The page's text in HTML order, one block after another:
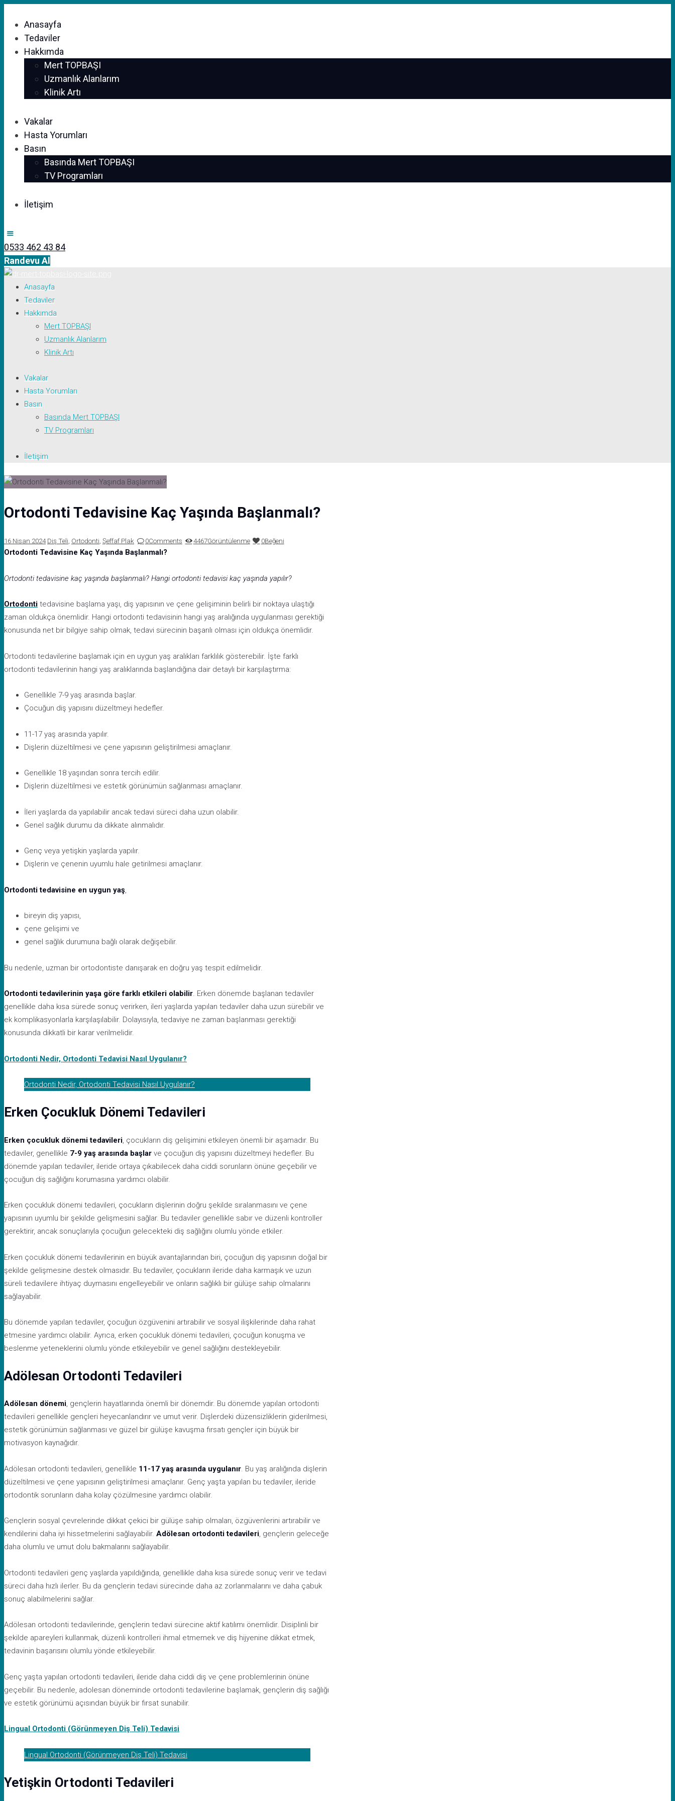
Anasayfa
Tedaviler
Hakkımda
Mert TOPBAŞI
Uzmanlık Alanlarım
Klinik Artı
Vakalar
Hasta Yorumları
Basın
Basında Mert TOPBAŞI
TV Programları
İletişim
0533 462 43 84
Randevu Al
Anasayfa
Tedaviler
Hakkımda
Mert TOPBAŞI
Uzmanlık Alanlarım
Klinik Artı
Vakalar
Hasta Yorumları
Basın
Basında Mert TOPBAŞI
TV Programları
İletişim
Ortodonti Tedavisine Kaç Yaşında Başlanmalı?
16 Nisan 2024 Diş Teli Ortodonti Şeffaf Plak 0Comments 4467Görüntülenme 0Beğeni
Ortodonti Tedavisine Kaç Yaşında Başlanmalı?
Ortodonti tedavisine kaç yaşında başlanmalı? Hangi ortodonti tedavisi kaç yaşında yapılır?
Ortodonti tedavisine başlama yaşı, diş yapısının ve çene gelişiminin belirli bir noktaya ulaştığı
zaman oldukça önemlidir. Hangi ortodonti tedavisinin hangi yaş aralığında uygulanması gerektiği
konusunda net bir bilgiye sahip olmak, tedavi sürecinin başarılı olması için oldukça önemlidir.
Ortodonti tedavilerine başlamak için en uygun yaş aralıkları farklılık gösterebilir. İşte farklı
ortodonti tedavilerinin hangi yaş aralıklarında başlandığına dair detaylı bir karşılaştırma:
Genellikle 7-9 yaş arasında başlar.
Çocuğun diş yapısını düzeltmeyi hedefler.
11-17 yaş arasında yapılır.
Dişlerin düzeltilmesi ve çene yapısının geliştirilmesi amaçlanır.
Genellikle 18 yaşından sonra tercih edilir.
Dişlerin düzeltilmesi ve estetik görünümün sağlanması amaçlanır.
İleri yaşlarda da yapılabilir ancak tedavi süreci daha uzun olabilir.
Genel sağlık durumu da dikkate alınmalıdır.
Genç veya yetişkin yaşlarda yapılır.
Dişlerin ve çenenin uyumlu hale getirilmesi amaçlanır.
Ortodonti tedavisine en uygun yaş
bireyin diş yapısı,
çene gelişimi ve
genel sağlık durumuna bağlı olarak değişebilir.
Bu nedenle, uzman bir ortodontiste danışarak en doğru yaş tespit edilmelidir.
Ortodonti tedavilerinin yaşa göre farklı etkileri olabilir. Erken dönemde başlanan tedaviler
genellikle daha kısa sürede sonuç verirken, ileri yaşlarda yapılan tedaviler daha uzun sürebilir ve
ek komplikasyonlarla karşılaşılabilir. Dolayısıyla, tedaviye ne zaman başlanması gerektiği
konusunda dikkatli bir karar verilmelidir.
Ortodonti Nedir, Ortodonti Tedavisi Nasıl Uygulanır?
Ortodonti Nedir, Ortodonti Tedavisi Nasıl Uygulanır?
Erken Çocukluk Dönemi Tedavileri
Erken çocukluk dönemi tedavileri , çocukların diş gelişimini etkileyen önemli bir aşamadır. Bu
tedaviler, genellikle 7-9 yaş arasında başlar ve çocuğun diş yapısını düzeltmeyi hedefler. Bu
dönemde yapılan tedaviler, ileride ortaya çıkabilecek daha ciddi sorunların önüne geçebilir ve
çocuğun diş sağlığını korumasına yardımcı olabilir.
Erken çocukluk dönemi tedavileri, çocukların dişlerinin doğru şekilde sıralanmasını ve çene
yapısının uyumlu bir şekilde gelişmesini sağlar. Bu tedaviler genellikle sabır ve düzenli kontroller
gerektirir, ancak sonuçlarıyla çocuğun gelecekteki diş sağlığını olumlu yönde etkiler.
Erken çocukluk dönemi tedavilerinin en büyük avantajlarından biri, çocuğun diş yapısının doğal bir
şekilde gelişmesine destek olmasıdır. Bu tedaviler, çocukların ileride daha karmaşık ve uzun
süreli tedavilere ihtiyaç duymasını engelleyebilir ve onların sağlıklı bir gülüşe sahip olmalarını
sağlayabilir.
Bu dönemde yapılan tedaviler, çocuğun özgüvenini artırabilir ve sosyal ilişkilerinde daha rahat
etmesine yardımcı olabilir. Ayrıca, erken çocukluk dönemi tedavileri, çocuğun konuşma ve
beslenme yeteneklerini olumlu yönde etkileyebilir ve genel sağlığını destekleyebilir.
Adölesan Ortodonti Tedavileri
Adölesan dönemi, gençlerin hayatlarında önemli bir dönemdir. Bu dönemde yapılan ortodonti
tedavileri genellikle gençleri heyecanlandırır ve umut verir. Dişlerdeki düzensizliklerin giderilmesi,
estetik görünümün sağlanması ve güzel bir gülüşe kavuşma fırsatı gençler için büyük bir
motivasyon kaynağıdır.
Adölesan ortodonti tedavileri, genellikle 11-17 yaş arasında uygulanır. Bu yaş aralığında dişlerin
düzeltilmesi ve çene yapısının geliştirilmesi amaçlanır. Genç yaşta yapılan bu tedaviler, ileride
ortodontik sorunların daha kolay çözülmesine yardımcı olabilir.
Gençlerin sosyal çevrelerinde dikkat çekici bir gülüşe sahip olmaları, özgüvenlerini artırabilir ve
kendilerini daha iyi hissetmelerini sağlayabilir. Adölesan ortodonti tedavileri, gençlerin geleceğe
daha olumlu ve umut dolu bakmalarını sağlayabilir.
Ortodonti tedavileri genç yaşlarda yapıldığında, genellikle daha kısa sürede sonuç verir ve tedavi
süreci daha hızlı ilerler. Bu da gençlerin tedavi sürecinde daha az zorlanmalarını ve daha çabuk
sonuç alabilmelerini sağlar.
Adölesan ortodonti tedavilerinde, gençlerin tedavi sürecine aktif katılımı önemlidir. Disiplinli bir
şekilde apareyleri kullanmak, düzenli kontrolleri ihmal etmemek ve diş hijyenine dikkat etmek,
tedavinin başarısını olumlu yönde etkileyebilir.
Genç yaşta yapılan ortodonti tedavileri, ileride daha ciddi diş ve çene problemlerinin önüne
geçebilir. Bu nedenle, adolesan döneminde ortodonti tedavilerine başlamak, gençlerin diş sağlığı
ve estetik görünümü açısından büyük bir fırsat sunabilir.
Lingual Ortodonti (Görünmeyen Diş Teli) Tedavisi
Lingual Ortodonti (Görünmeyen Diş Teli) Tedavisi
Yetişkin Ortodonti Tedavileri